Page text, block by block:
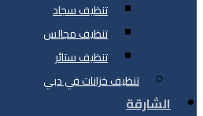
تنظيف سجاد
تنظيف مجالس
تنظيف ستائر
تنظيف خزانات في دبي
الشارقة